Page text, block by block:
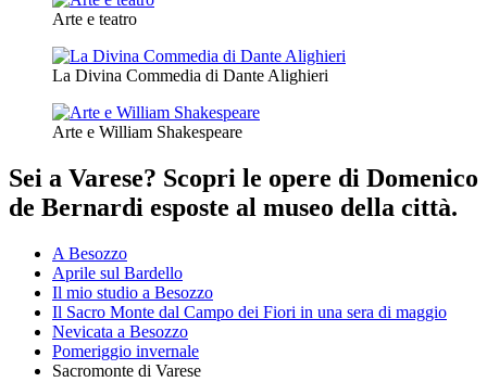
Arte e teatro
La Divina Commedia di Dante Alighieri
Arte e William Shakespeare
Sei a Varese? Scopri le opere di Domenico
de Bernardi esposte al museo della città.
A Besozzo
Aprile sul Bardello
Il mio studio a Besozzo
Il Sacro Monte dal Campo dei Fiori in una sera di maggio
Nevicata a Besozzo
Pomeriggio invernale
Sacromonte di Varese